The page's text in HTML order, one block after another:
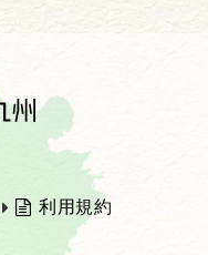
2022年
2020年
利用規約